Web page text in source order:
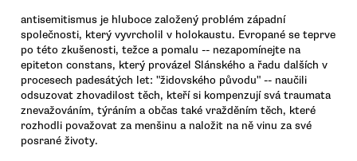
antisemitismus je hluboce založený problém západní
společnosti, který vyvrcholil v holokaustu. Evropané se teprve
po této zkušenosti, težce a pomalu -- nezapomínejte na
epiteton constans, který provázel Slánského a řadu dalších v
procesech padesátých let: "židovského původu" -- naučili
odsuzovat zhovadilost těch, kteří si kompenzují svá traumata
znevažováním, týráním a občas také vražděním těch, které
rozhodli považovat za menšinu a naložit na ně vinu za své
posrané životy.